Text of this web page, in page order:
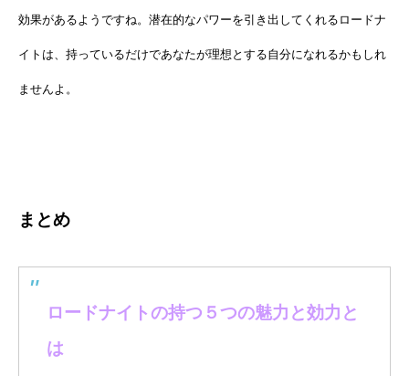
効果があるようですね。潜在的なパワーを引き出してくれるロードナ
イトは、持っているだけであなたが理想とする自分になれるかもしれ
ませんよ。
まとめ
ロードナイトの持つ５つの魅力と効力と
は